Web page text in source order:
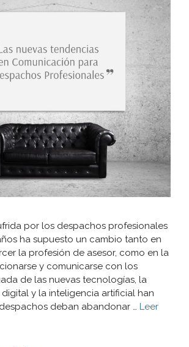
por los despachos profesionales
ha supuesto un cambio tanto en
la profesión de asesor, como en la
y comunicarse con los
de las nuevas tecnologías, la
y la inteligencia artificial han
deban abandonar … Leer